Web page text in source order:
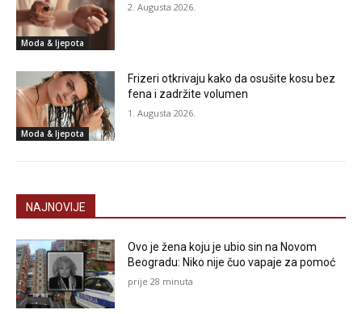
Moda & ljepota
2. Augusta 2026.
Moda & ljepota
Frizeri otkrivaju kako da osušite kosu bez
fena i zadržite volumen
1. Augusta 2026.
NAJNOVIJE
Ovo je žena koju je ubio sin na Novom
Beogradu: Niko nije čuo vapaje za pomoć
prije 28 minuta